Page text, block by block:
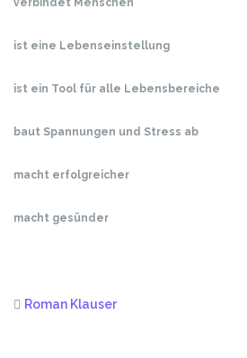
verbindet Menschen
ist eine Lebenseinstellung
ist ein Tool für alle Lebensbereiche
baut Spannungen und Stress ab
macht erfolgreicher
macht gesünder
Roman Klauser